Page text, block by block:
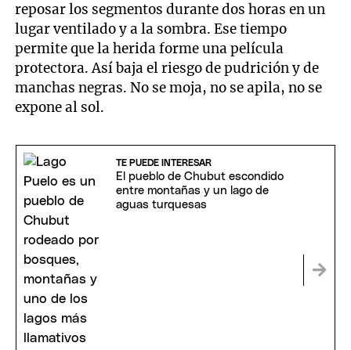
reposar los segmentos durante dos horas en un
lugar ventilado y a la sombra. Ese tiempo
permite que la herida forme una película
protectora. Así baja el riesgo de pudrición y de
manchas negras. No se moja, no se apila, no se
expone al sol.
TE PUEDE INTERESAR
El pueblo de Chubut escondido
entre montañas y un lago de
aguas turquesas